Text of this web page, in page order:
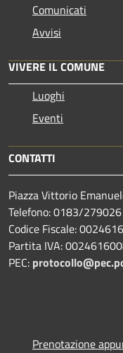
Comunicati
Avvisi
VIVERE IL COMUNE
Luoghi
Eventi
CONTATTI
Piazza Vittorio
Telefono: 0183/279026
Codice Fiscale:
Partita IVA:
PEC:
Prenotazione